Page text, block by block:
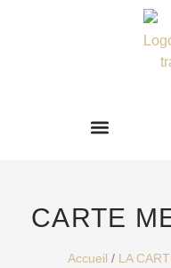
CARTE
Accueil / LA